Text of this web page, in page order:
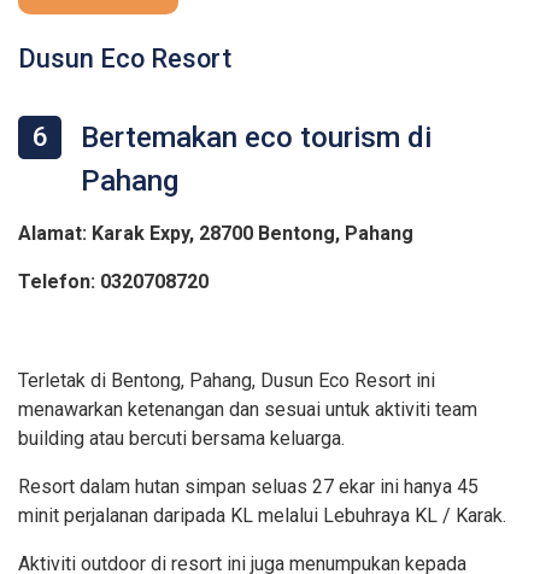
Dusun Eco Resort
6
Bertemakan eco tourism di
Pahang
Alamat: Karak Expy, 28700 Bentong, Pahang
Telefon: 0320708720
Terletak di Bentong, Pahang, Dusun Eco Resort ini
menawarkan ketenangan dan sesuai untuk aktiviti team
building atau bercuti bersama keluarga.
Resort dalam hutan simpan seluas 27 ekar ini hanya 45
minit perjalanan daripada KL melalui Lebuhraya KL / Karak.
Aktiviti outdoor di resort ini juga menumpukan kepada